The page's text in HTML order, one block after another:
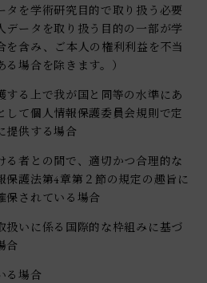
タを学術研究目的で取り扱う必要
データを取り扱う目的の一部が学
を含み、ご本人の権利利益を不当
場合を除きます。）
する上で我が国と同等の水準にあ
して個人情報保護委員会規則で定
提供する場合
る者との間で、適切かつ合理的な
保護法第4章第２節の規定の趣旨に
保されている場合
扱いに係る国際的な枠組みに基づ
合
る場合